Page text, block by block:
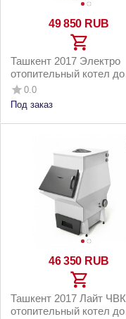
49 850 RUB
Ташкент 2017 Электро
отопительный котел до
150м2 16кВт
0.0
Под заказ
46 350 RUB
Ташкент 2017 Лайт ЧВК
отопительный котел до